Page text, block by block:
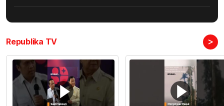
Republika TV >